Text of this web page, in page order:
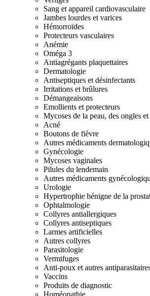
Sang et appareil cardiovasculaire
Jambes lourdes et varices
Hémorroïdes
Protecteurs vasculaires
Anémie
Oméga 3
Antiagrégants plaquettaires
Dermatologie
Antiseptiques et désinfectants
Irritations et brûlures
Démangeaisons
Emollients et protecteurs
Mycoses de la peau, des ongles
Acné
Boutons de fièvre
Autres médicaments
Gynécologie
Mycoses vaginales
Pilules du lendemain
Autres médicaments
Urologie
Hypertrophie bénigne de la
Ophtalmologie
Collyres antiallergiques
Collyres antiseptiques
Larmes artificielles
Autres collyres
Parasitologie
Vermifuges
Anti-poux et autres
Vaccins
Produits de diagnostic
Homéopathie